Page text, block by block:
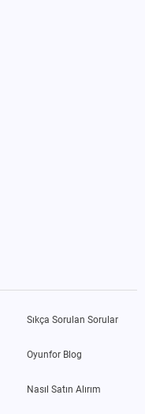
Sıkça Sorulan Sorular
Oyunfor Blog
Nasıl Satın Alırım